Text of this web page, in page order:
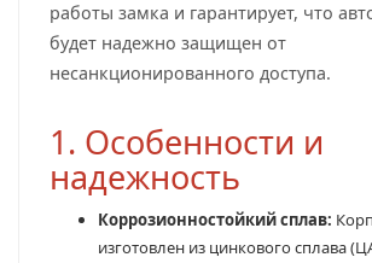
работы замка и гарантирует, что
будет надежно защищен от
несанкционированного доступа.
1. Особенности и
надежность
Коррозионностойкий сплав:
изготовлен из цинкового сплава